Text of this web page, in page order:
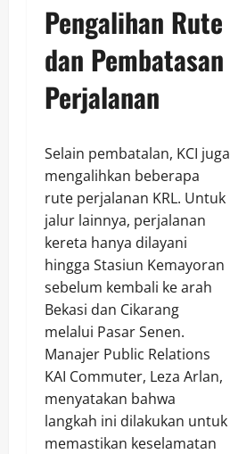
Pengalihan Rute
dan Pembatasan
Perjalanan
Selain pembatalan, KCI juga
mengalihkan beberapa
rute perjalanan KRL. Untuk
jalur lainnya, perjalanan
kereta hanya dilayani
hingga Stasiun Kemayoran
sebelum kembali ke arah
Bekasi dan Cikarang
melalui Pasar Senen.
Manajer Public Relations
KAI Commuter, Leza Arlan,
menyatakan bahwa
langkah ini dilakukan untuk
memastikan keselamatan